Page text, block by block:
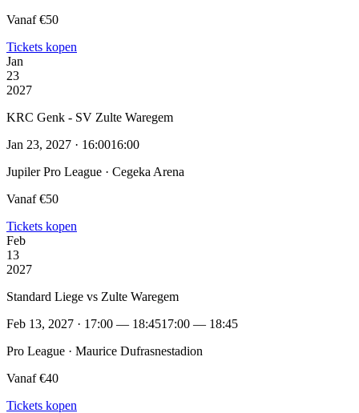
Vanaf €50
Tickets kopen
Jan
23
2027
KRC Genk - SV Zulte Waregem
Jan 23, 2027 · 16:0016:00
Jupiler Pro League · Cegeka Arena
Vanaf €50
Tickets kopen
Feb
13
2027
Standard Liege vs Zulte Waregem
Feb 13, 2027 · 17:00 — 18:4517:00 — 18:45
Pro League · Maurice Dufrasnestadion
Vanaf €40
Tickets kopen